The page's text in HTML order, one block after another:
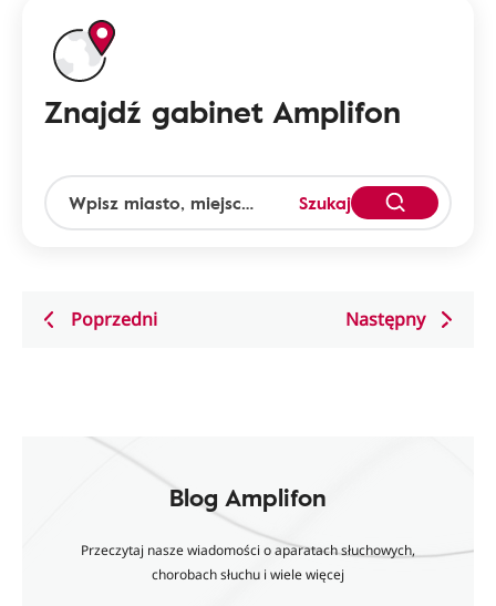
Znajdź gabinet Amplifon
Szukaj
Poprzedni Następny
Blog Amplifon
Przeczytaj nasze wiadomości o aparatach słuchowych,
chorobach słuchu i wiele więcej